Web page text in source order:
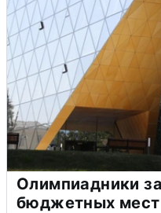
Олимпиадники
бюджетных мест